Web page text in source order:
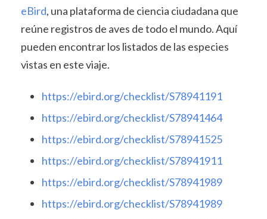
eBird, una plataforma de ciencia ciudadana que
reúne registros de aves de todo el mundo. Aquí
pueden encontrar los listados de las especies
vistas en este viaje.
https://ebird.org/checklist/S78941191
https://ebird.org/checklist/S78941464
https://ebird.org/checklist/S78941525
https://ebird.org/checklist/S78941911
https://ebird.org/checklist/S78941989
https://ebird.org/checklist/S78941989